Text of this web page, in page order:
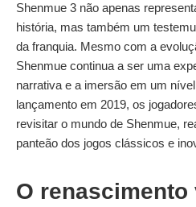
Shenmue 3 não apenas
história, mas também um
da franquia. Mesmo com a
Shenmue continua a ser uma
narrativa e a imersão em um
lançamento em 2019, os
revisitar o mundo de Shenmue,
panteão dos jogos clássicos e
O renascimento